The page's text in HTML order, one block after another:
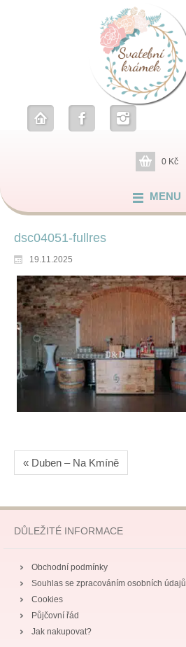
0 Kč
MENU
dsc04051-fullres
19.11.2025
« Duben – Na Kmíně
DŮLEŽITÉ INFORMACE
Obchodní podmínky
Souhlas se zpracováním osobních údajů
Cookies
Půjčovní řád
Jak nakupovat?